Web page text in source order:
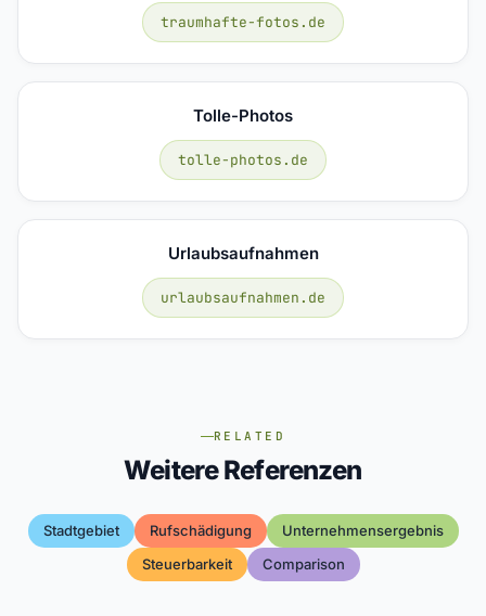
traumhafte-fotos.de
Tolle-Photos
tolle-photos.de
Urlaubsaufnahmen
urlaubsaufnahmen.de
RELATED
Weitere Referenzen
Stadtgebiet Rufschädigung
Unternehmensergebnis
Steuerbarkeit
Comparison